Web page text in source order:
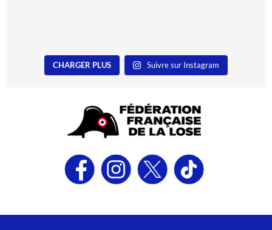
CHARGER PLUS Suivre sur Instagram